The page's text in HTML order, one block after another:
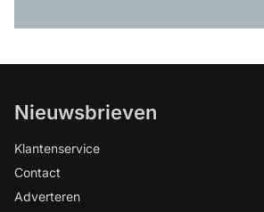
Nieuwsbrieven
Klantenservice
Contact
Adverteren